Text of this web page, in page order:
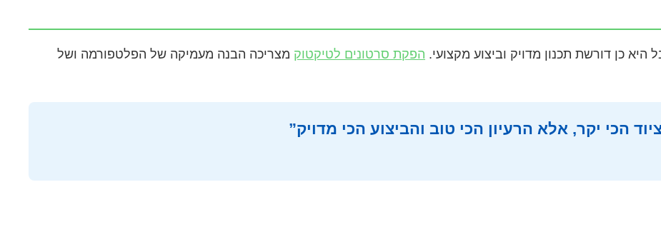
כן דורשת תכנון מדויק וביצוע מקצועי. הפקת סרטונים לטיקטוק מצריכה הבנה מעמיקה של הפלטפורמה ושל
הכי יקר, אלא הרעיון הכי טוב והביצוע הכי מדויק”